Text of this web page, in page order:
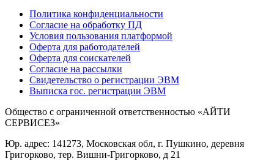
Политика конфиденциальности
Согласие на обработку ПД
Условия пользования платформой
Оферта для работодателей
Оферта для соискателей
Согласие на рассылки
Свидетельство о регистрации ЭВМ
Выписка гос. регистрации ЭВМ
Общество с ограниченной ответственностью «АЙТИ
СЕРВИСЕЗ»
Юр. адрес: 141273, Московская обл, г. Пушкино, деревня
Григорково, тер. Вишни-Григорково, д 21